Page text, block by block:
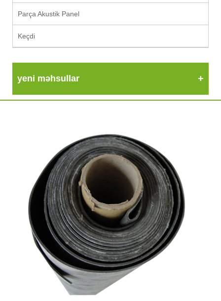
Parça Akustik Panel
Keçdi
yeni məhsullar